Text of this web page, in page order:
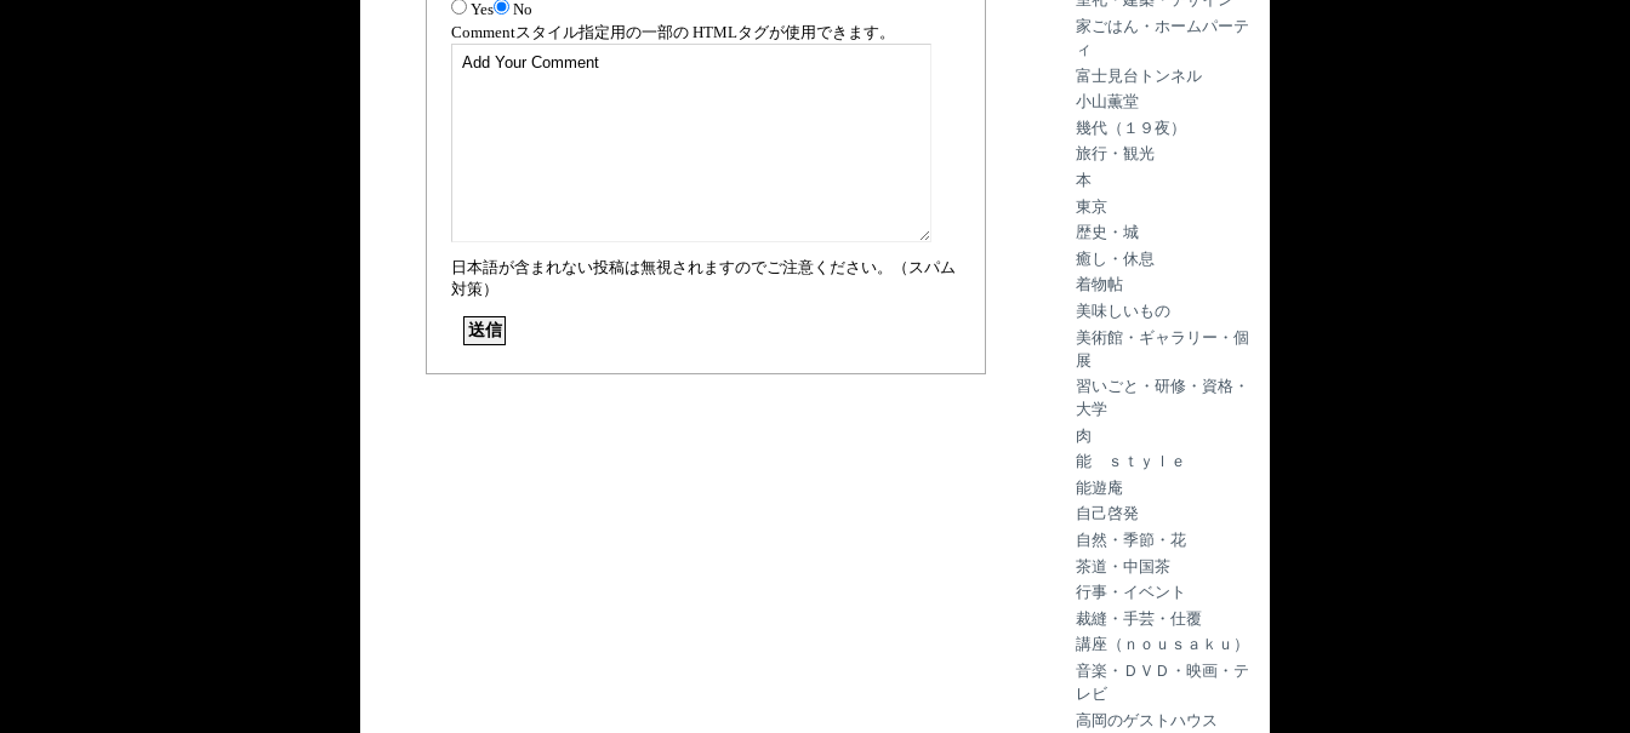
Yes
No
Commentスタイル指定用の一部の HTMLタグが使用できます。
日本語が含まれない投稿は無視されますのでご注意ください。（スパム
対策）
家ごはん・ホームパーテ
ィ
富士見台トンネル
小山薫堂
幾代（１９夜）
旅行・観光
本
東京
歴史・城
癒し・休息
着物帖
美味しいもの
美術館・ギャラリー・個
展
習いごと・研修・資格・
大学
肉
能 ｓｔｙｌｅ
能遊庵
自己啓発
自然・季節・花
茶道・中国茶
行事・イベント
裁縫・手芸・仕覆
講座（ｎｏｕｓａｋｕ）
音楽・ＤＶＤ・映画・テ
レビ
高岡のゲストハウス